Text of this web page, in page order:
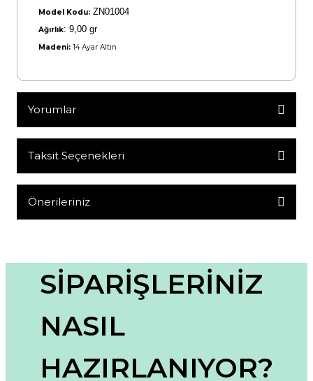
Model Kodu: ZN01004
Ağırlık: 9,00 gr
Madeni: 14 Ayar Altın
Yorumlar
Bu ürüne ilk yorumu siz yapın!
Taksit Seçenekleri
Önerileriniz
Görüş ve önerileriniz için teşekkür ederiz.
Ürün resmi kalitesiz, bozuk veya görüntülenemiyor.
Ürün açıklamasında eksik bilgiler bulunuyor.
Ürün fiyatı diğer sitelerden daha pahalı.
SİPARİŞLERİNİZ
NASIL
HAZIRLANIYOR?